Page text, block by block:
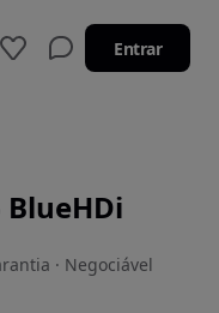
Entrar
BlueHDi
· Negociável